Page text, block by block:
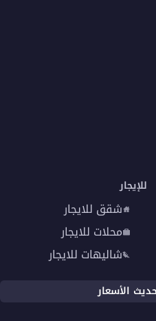
للإيجار
شقق للايجار
محلات للايجار
شاليهات للايجار
الأسعار